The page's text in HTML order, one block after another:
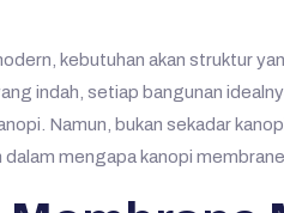
kebutuhan akan struktur
indah, setiap bangunan
Namun, bukan sekadar
mengapa kanopi